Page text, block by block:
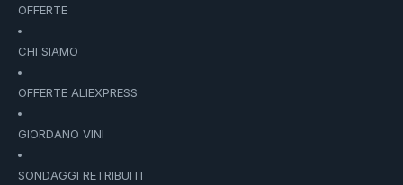
OFFERTE
CHI SIAMO
OFFERTE ALIEXPRESS
GIORDANO VINI
SONDAGGI RETRIBUITI